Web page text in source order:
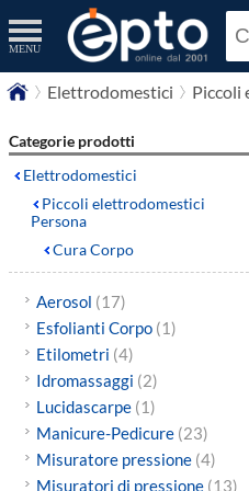
MENU
Elettrodomestici Piccoli
Categorie prodotti
Elettrodomestici
Piccoli elettrodomestici
Persona
Cura Corpo
Aerosol (17)
Esfolianti Corpo (1)
Etilometri (4)
Idromassaggi (2)
Lucidascarpe (1)
Manicure-Pedicure (23)
Misuratore pressione (4)
Misuratori di pressione (13)